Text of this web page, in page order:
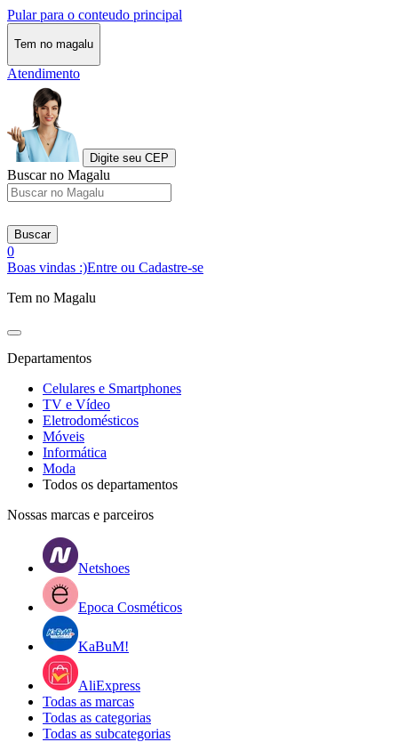
Pular para o conteudo principal
Tem no magalu
Atendimento
Digite seu CEP
Buscar no Magalu
Buscar
0
Boas vindas :)Entre ou Cadastre-se
Tem no Magalu
Departamentos
Celulares e Smartphones
TV e Vídeo
Eletrodomésticos
Móveis
Informática
Moda
Todos os departamentos
Nossas marcas e parceiros
Netshoes
Epoca Cosméticos
KaBuM!
AliExpress
Todas as marcas
Todas as categorias
Todas as subcategorias